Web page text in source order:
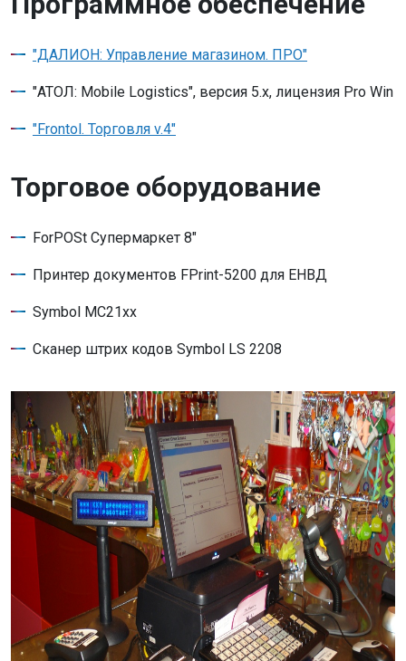
"ДАЛИОН: Управление магазином. ПРО"
"АТОЛ: Mobile Logistics", версия 5.х, лицензия Pro Win
"Frontol. Торговля v.4"
Торговое оборудование
ForPOSt Супермаркет 8"
Принтер документов FPrint-5200 для ЕНВД
Symbol MC21хх
Сканер штрих кодов Symbol LS 2208